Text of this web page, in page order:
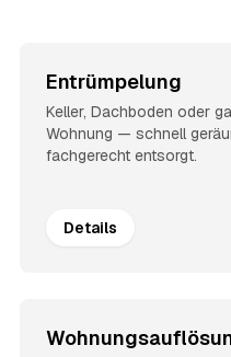
Entrümpelung
Keller, Dachboden oder
Wohnung — schnell
fachgerecht entsorgt.
Details